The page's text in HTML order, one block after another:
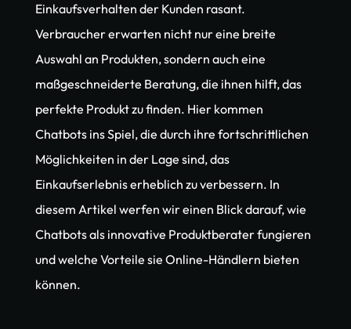
Einkaufsverhalten der Kunden rasant.
Verbraucher erwarten nicht nur eine breite
Auswahl an Produkten, sondern auch eine
maßgeschneiderte Beratung, die ihnen hilft, das
perfekte Produkt zu finden. Hier kommen
Chatbots ins Spiel, die durch ihre fortschrittlichen
Möglichkeiten in der Lage sind, das
Einkaufserlebnis erheblich zu verbessern. In
diesem Artikel werfen wir einen Blick darauf, wie
Chatbots als innovative Produktberater fungieren
und welche Vorteile sie Online-Händlern bieten
können.